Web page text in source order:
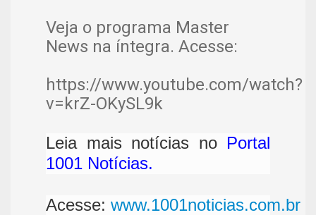
Veja o programa Master
News na íntegra. Acesse:
https://www.youtube.com/watch?
v=krZ-OKySL9k
Leia mais notícias no Portal
1001 Notícias.
Acesse: www.1001noticias.com.br